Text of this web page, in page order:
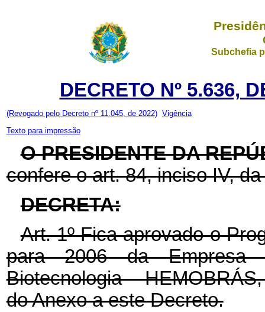
Subchefia
DECRETO Nº 5.636,
(Revogado pelo Decreto nº 11.045, de 2022) Vigência
Texto para impressão
O PRESIDENTE DA
confere o art. 84, inciso IV,
DECRETA:
Art. 1º Fica aprovado o
para 2006 da Empresa
Biotecnologia -
do Anexo a este Decreto.